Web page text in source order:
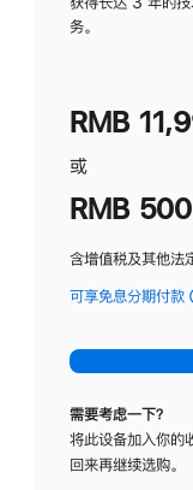
务。
RMB
或
RMB
含增值税及其他法
可享免息分期付款
-
需要考虑一下？
将此设备加入你的
回来再继续选购。